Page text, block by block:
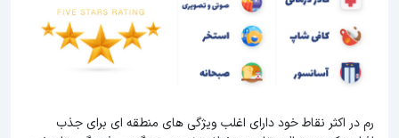
رم در اکثر نقاط خود دارای اغلب ویژگی های منطقه ای برای جذب